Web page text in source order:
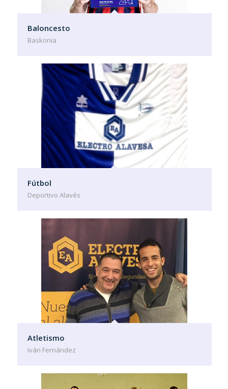
Baloncesto
Baskonia
Fútbol
Deportivo Alavés
Atletismo
Iván Fernández